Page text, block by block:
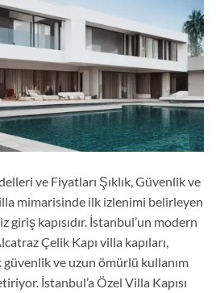
ve Fiyatları Şıklık, Güvenlik ve
mimarisinde ilk izlenimi belirleyen
giriş kapısıdır. İstanbul’un modern
Çelik Kapı villa kapıları,
ve uzun ömürlü kullanım
İstanbul’a Özel Villa Kapısı